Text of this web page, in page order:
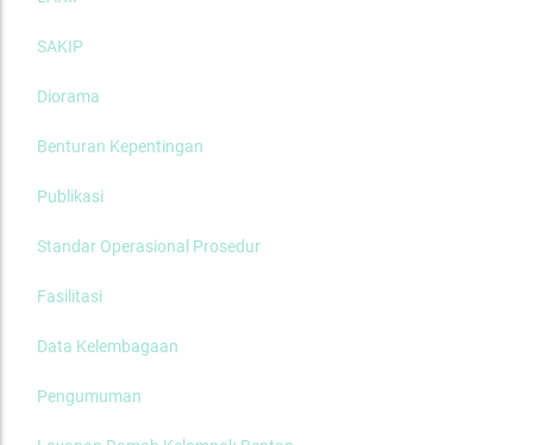
SAKIP
Diorama
Benturan Kepentingan
Publikasi
Standar Operasional Prosedur
Fasilitasi
Data Kelembagaan
Pengumuman